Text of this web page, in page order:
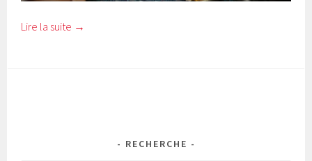
Lire la suite →
RECHERCHE